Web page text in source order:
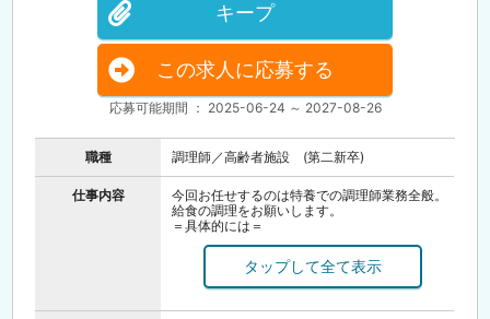
キープ
この求人に応募する
応募可能期間 ： 2025-06-24 ～ 2027-08-26
職種 調理師／高齢者施設 (第二新卒)
仕事内容
今回お任せするのは特養での調理師業務全般。
給食の調理をお願いします。
＝具体的には＝
・食器洗浄